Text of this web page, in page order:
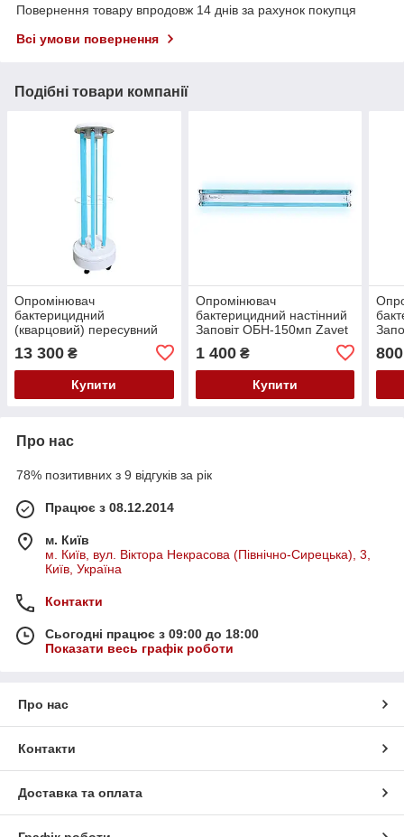
Повернення товару впродовж 14 днів за рахунок покупця
Всі умови повернення
Подібні товари компанії
Опромінювач
бактерицидний
(кварцовий) пересувний
Комплектація лампами
Philips
13 300 ₴
Купити
Опромінювач
бактерицидний настінний
Заповіт ОБН-150мп Zavet
1 400₴
Купити
800
Про нас
78% позитивних з 9 відгуків за рік
Працює з 08.12.2014
м. Київ
м. Київ, вул. Віктора Некрасова (Північно-Сирецька), 3,
Київ, Україна
Контакти
Сьогодні працює з 09:00 до 18:00
Показати весь графік роботи
Про нас
Контакти
Доставка та оплата